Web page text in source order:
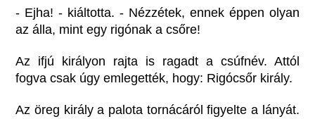
- Ejha! - kiáltotta. - Nézzétek, ennek éppen olyan
az álla, mint egy rigónak a csőre!
Az ifjú királyon rajta is ragadt a csúfnév. Attól
fogva csak úgy emlegették, hogy: Rigócsőr király.
Az öreg király a palota tornácáról figyelte a lányát.